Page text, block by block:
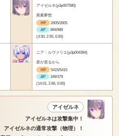
アイゼルネ(p3p007580)
黒紫夢想
HP
2605/2605
AP
894/989
(3.50, 2.50, 0.00)
ニア・ルヴァリエ(p3p004394)
君が居るから
HP
5415/5415
AP
349/379
(14.01, 2.66, 0.00)
アイゼルネ
アイゼルネは攻撃集中！
アイゼルネの通常攻撃（物理）！